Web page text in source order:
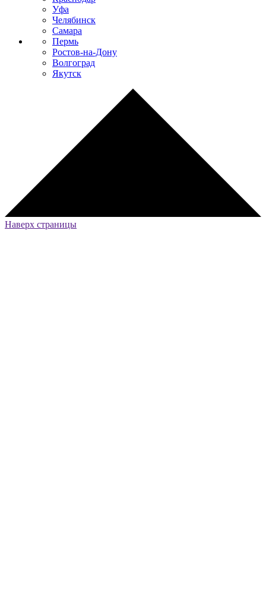
Уфа
Челябинск
Самара
Пермь
Ростов-на-Дону
Волгоград
Якутск
Наверх страницы